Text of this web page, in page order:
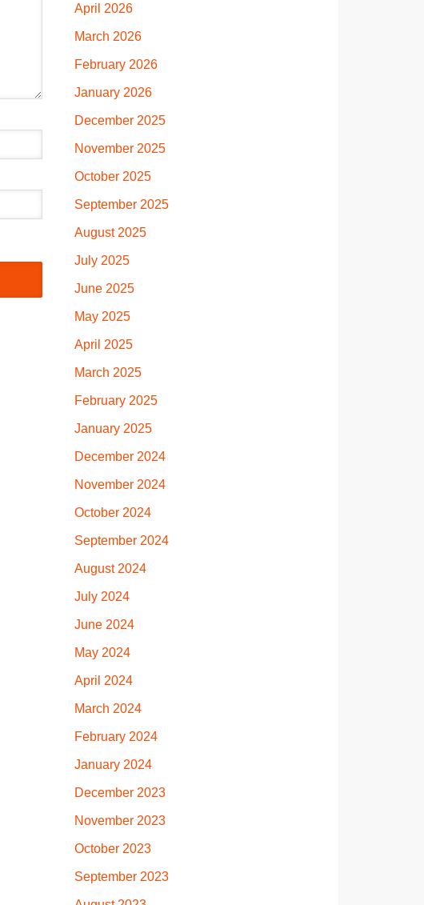
April 2026
March 2026
February 2026
January 2026
December 2025
November 2025
October 2025
September 2025
August 2025
July 2025
June 2025
May 2025
April 2025
March 2025
February 2025
January 2025
December 2024
November 2024
October 2024
September 2024
August 2024
July 2024
June 2024
May 2024
April 2024
March 2024
February 2024
January 2024
December 2023
November 2023
October 2023
September 2023